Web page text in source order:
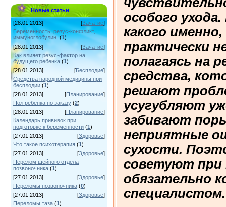
Новые статьи
[28.01.2013] [Зачатие]
Беременность, резус-конфликт,
иммуноглобулин. (1)
[28.01.2013]
[Зачатие]
Как влияет резус-фактор на
будущего ребенка (1)
[28.01.2013]
[Бесплодие]
Средства народной медицины при
бесплодии (1)
[28.01.2013]
[Планирование]
Пол ребенка по заказу (2)
[28.01.2013]
[Планирование]
Календарь прививок при
подготовке к беременности (1)
[27.01.2013]
[Здоровье]
Что такое психотерапия (1)
[27.01.2013]
[Здоровье]
Перелом шейного отдела
позвоночника (1)
[27.01.2013]
[Здоровье]
Переломы позвоночника (0)
[27.01.2013]
[Здоровье]
Переломы таза (1)
особого
какого
практически
полагаясь на
средства,
решают
усугубляют
забивают
неприятные
сухости.
советуют при
обязательно